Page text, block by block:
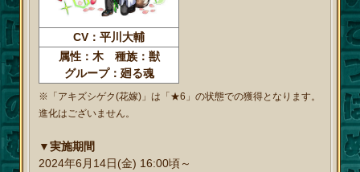
CV：平川大輔
属性：木 種族：獣
グループ：廻る魂
※「アキズシゲク(花嫁)」は「★6」の状態での獲得となります。
進化はございません。
▼実施期間
2024年6月14日(金) 16:00頃～